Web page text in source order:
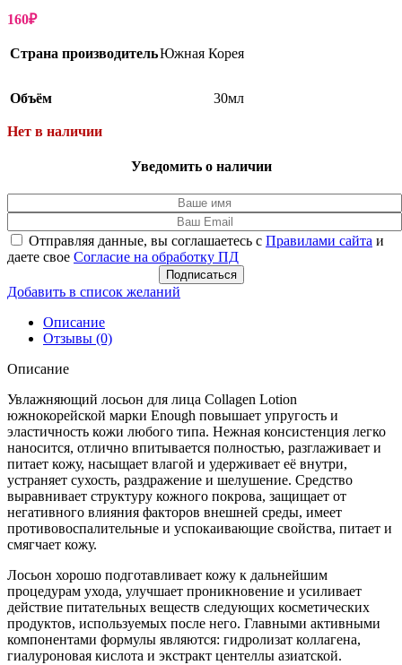
160₽
Страна производительЮжная Корея
Объём 30мл
Нет в наличии
Уведомить о наличии
Отправляя данные, вы соглашаетесь с Правилами сайта и
даете свое Согласие на обработку ПД
Подписаться
Добавить в список желаний
Описание
Отзывы (0)
Описание
Увлажняющий лосьон для лица Collagen Lotion
южнокорейской марки Enough повышает упругость и
эластичность кожи любого типа. Нежная консистенция легко
наносится, отлично впитывается полностью, разглаживает и
питает кожу, насыщает влагой и удерживает её внутри,
устраняет сухость, раздражение и шелушение. Средство
выравнивает структуру кожного покрова, защищает от
негативного влияния факторов внешней среды, имеет
противовоспалительные и успокаивающие свойства, питает и
смягчает кожу.
Лосьон хорошо подготавливает кожу к дальнейшим
процедурам ухода, улучшает проникновение и усиливает
действие питательных веществ следующих косметических
продуктов, используемых после него. Главными активными
компонентами формулы являются: гидролизат коллагена,
гиалуроновая кислота и экстракт центеллы азиатской.